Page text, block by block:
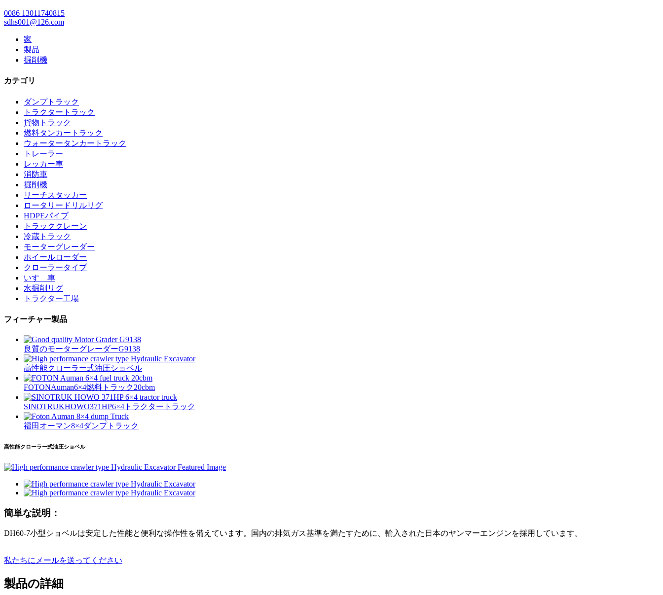
0086 13011740815
sdhs001@126.com
家
製品
掘削機
カテゴリ
ダンプトラック
トラクタートラック
貨物トラック
燃料タンカートラック
ウォータータンカートラック
トレーラー
レッカー車
消防車
掘削機
リーチスタッカー
ロータリードリルリグ
HDPEパイプ
トラッククレーン
冷蔵トラック
モーターグレーダー
ホイールローダー
クローラータイプ
いすゞ車
水掘削リグ
トラクター工場
フィーチャー製品
良質のモーターグレーダーG9138
高性能クローラー式油圧ショベル
FOTONAuman6×4燃料トラック20cbm
SINOTRUKHOWO371HP6×4トラクタートラック
福田オーマン8×4ダンプトラック
高性能クローラー式油圧ショベル
簡単な説明：
DH60-7小型ショベルは安定した性能と便利な操作性を備えています。国内の排気ガス基準を満たすために、輸入された日本のヤンマーエンジンを採用しています。
私たちにメールを送ってください
製品の詳細